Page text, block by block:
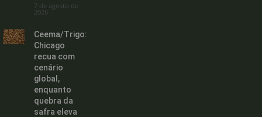
7 de agosto de
2026
Ceema/Trigo:
Chicago
recua com
cenário
global,
enquanto
quebra da
safra eleva